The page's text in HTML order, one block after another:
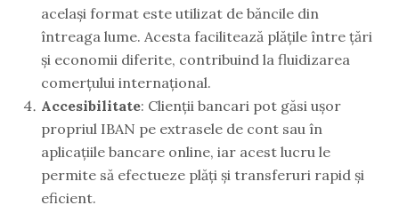
același format este utilizat de băncile din
întreaga lume. Acesta facilitează plățile între țări
și economii diferite, contribuind la fluidizarea
comerțului internațional.
Accesibilitate: Clienții bancari pot găsi ușor
propriul IBAN pe extrasele de cont sau în
aplicațiile bancare online, iar acest lucru le
permite să efectueze plăți și transferuri rapid și
eficient.